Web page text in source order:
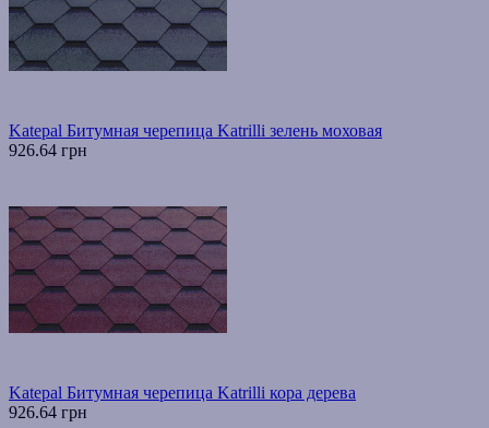
Katepal Битумная черепица Katrilli зелень моховая
926.64 грн
Katepal Битумная черепица Katrilli кора дерева
926.64 грн